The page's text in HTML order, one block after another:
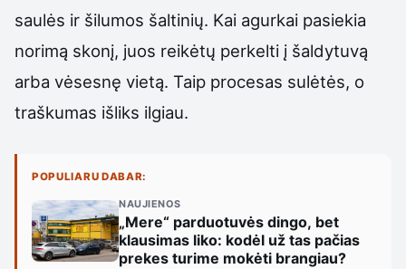
saulės ir šilumos šaltinių. Kai agurkai pasiekia
norimą skonį, juos reikėtų perkelti į šaldytuvą
arba vėsesnę vietą. Taip procesas sulėtės, o
traškumas išliks ilgiau.
POPULIARU DABAR:
NAUJIENOS
„Mere“ parduotuvės dingo, bet
klausimas liko: kodėl už tas pačias
prekes turime mokėti brangiau?